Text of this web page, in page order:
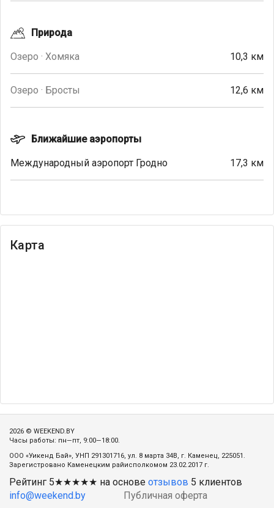
Природа
Озеро · Хомяка 10,3 км
Озеро · Бросты 12,6 км
Ближайшие аэропорты
Международный аэропорт Гродно 17,3 км
Карта
2026 © WEEKEND.BY
Часы работы: пн—пт, 9:00—18:00.
ООО «Уикенд Бай», УНП 291301716, ул. 8 марта 34В, г. Каменец, 225051.
Зарегистровано Каменецким райисполкомом 23.02.2017 г.
Рейтинг 5★★★★★ на основе отзывов 5 клиентов
info@weekend.by
Публичная оферта